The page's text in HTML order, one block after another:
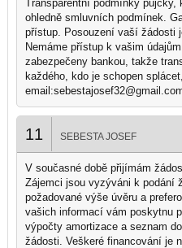
Transparentní podmínky půjčky,
ohledně smluvních podmínek.
přístup. Posouzení vaší žádosti
Nemáme přístup k vašim
zabezpečeny bankou, takže
každého, kdo je schopen
11 SEBESTA JOSEF
V současné době přijímám
Zájemci jsou vyzýváni k podání
požadované výše úvěru a
vašich informací vám poskytnu
výpočty amortizace a seznam
žádosti. Veškeré financování je